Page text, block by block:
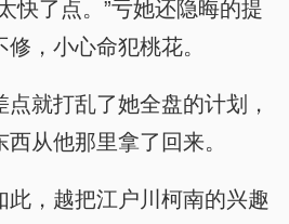
快了点。”亏她还隐晦的提
，小心命犯桃花。
就打乱了她全盘的计划，
从他那里拿了回来。
此，越把江户川柯南的兴趣